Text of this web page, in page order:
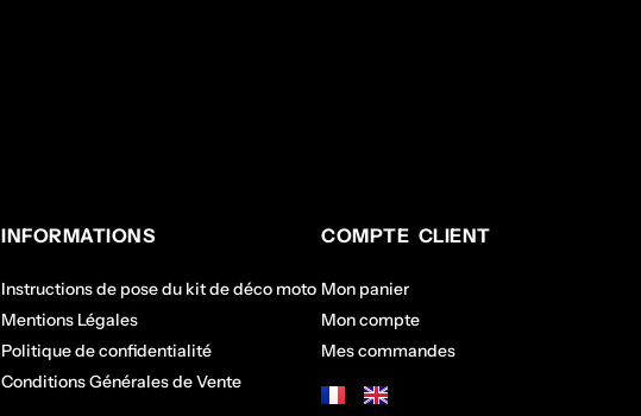
INFORMATIONS
Instructions de pose du kit de déco moto
Mentions Légales
Politique de confidentialité
Conditions Générales de Vente
COMPTE CLIENT
Mon panier
Mon compte
Mes commandes